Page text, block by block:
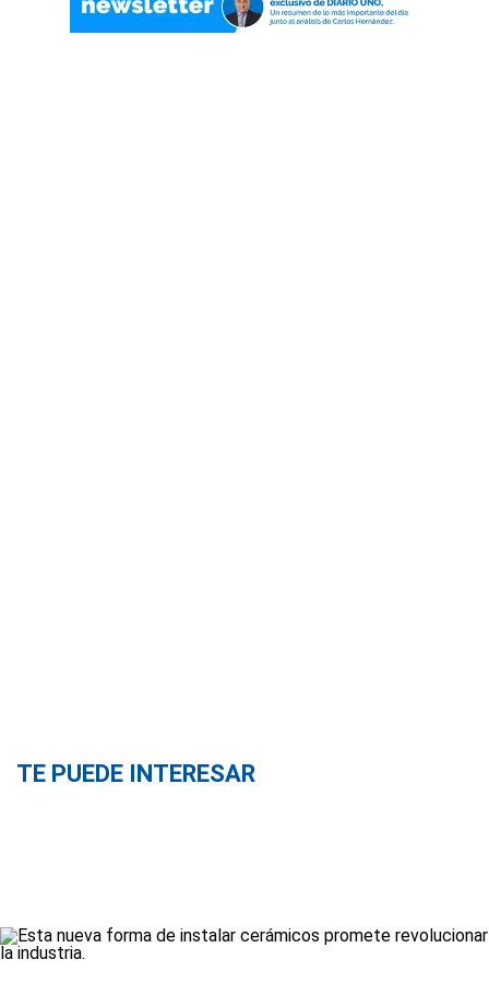
TE PUEDE INTERESAR